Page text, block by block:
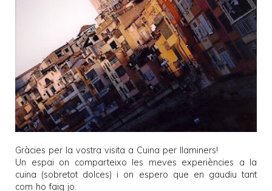
Gràcies per la vostra visita a Cuina per llaminers!
Un espai on comparteixo les meves experiències a la
cuina (sobretot dolces) i on espero que en gaudiu tant
com ho faig jo.